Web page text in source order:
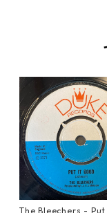
The Bleechers -